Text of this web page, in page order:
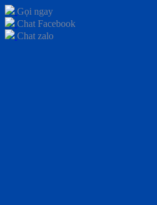
Gọi ngay
Chat Facebook
Chat zalo